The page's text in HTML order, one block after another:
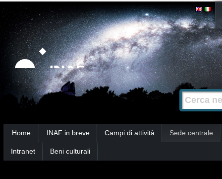
Strumenti
personali
Salta
contenuti.
|
Salta
alla
navigazione
Cerca nel
Ricerca
avanzata…
Home INAF in breve Campi di attività Sede centrale
Intranet Beni culturali